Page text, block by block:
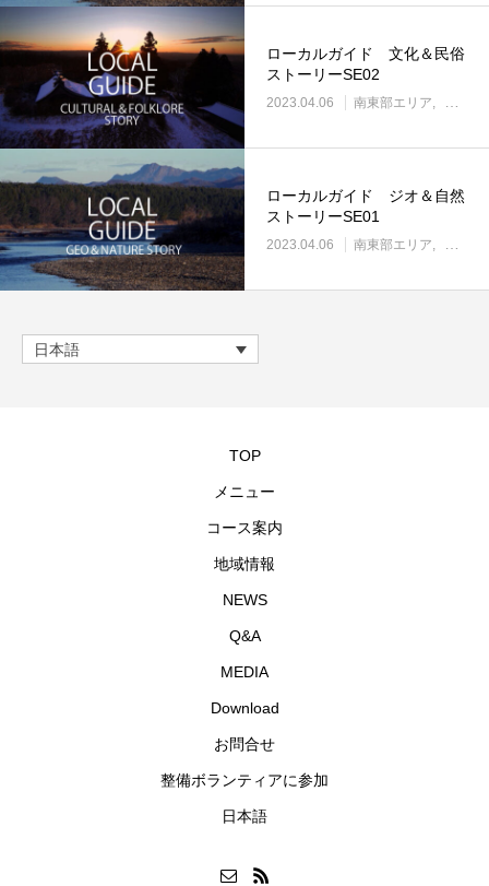
ローカルガイド 文化＆民俗
ストーリーSE02
2023.04.06 南東部エリア
ローカルガイド ジオ＆自然
ストーリーSE01
2023.04.06 南東部エリア
日本語
TOP
メニュー
コース案内
地域情報
NEWS
Q&A
MEDIA
Download
お問合せ
整備ボランティアに参加
日本語